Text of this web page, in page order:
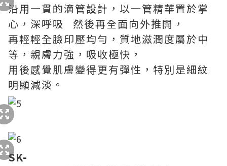
沿用一貫的滴管設計，以一管精華置於掌
心，深呼吸 然後再全面向外推開，
再輕輕全臉印壓均勻，質地滋潤度屬於中
等，親膚力強，吸收極快，
用後感覺肌膚變得更有彈性，特別是細紋
明顯減淡。
SK-